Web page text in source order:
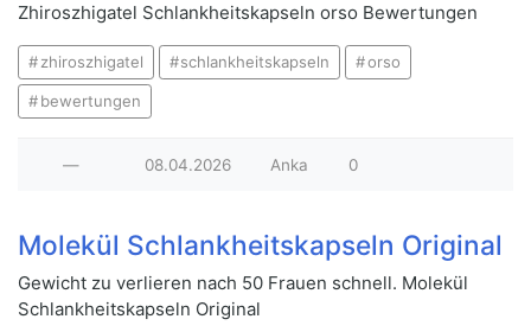
Zhiroszhigatel Schlankheitskapseln orso Bewertungen
zhiroszhigatel schlankheitskapseln orso
bewertungen
— 08.04.2026 Anka 0
Molekül Schlankheitskapseln Original
Gewicht zu verlieren nach 50 Frauen schnell. Molekül
Schlankheitskapseln Original